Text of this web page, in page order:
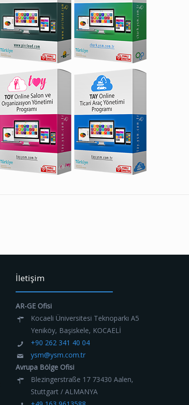
İletişim
AR-GE Ofisi
Kocaeli Üniversitesi Teknoparkı A5
Yeniköy, Başiskele, KOCAELİ
+90 262 341 40 04
ysm@ysm.com.tr
Avrupa Bölge Ofisi
Blezingerstraße 17 73430 Aalen,
Stuttgart / ALMANYA